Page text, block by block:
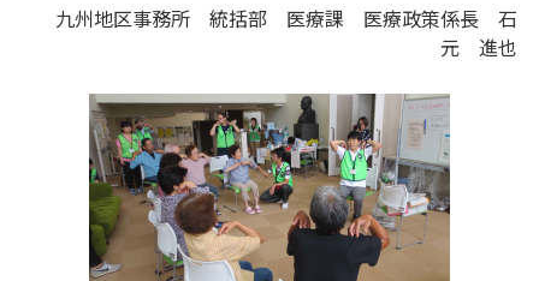
九州地区事務所 統括部 医療課 医療政策係長 石
元 進也